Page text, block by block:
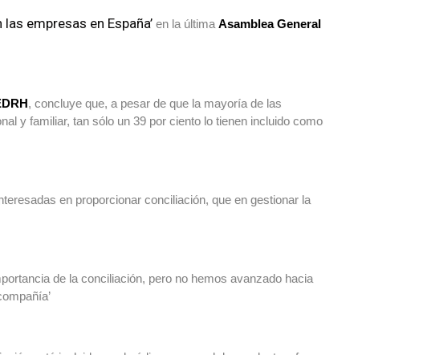
empresas en España’ en la última Asamblea General
, concluye que, a pesar de que la mayoría de las
y familiar, tan sólo un 39 por ciento lo tienen incluido como
en proporcionar conciliación, que en gestionar la
de la conciliación, pero no hemos avanzado hacia